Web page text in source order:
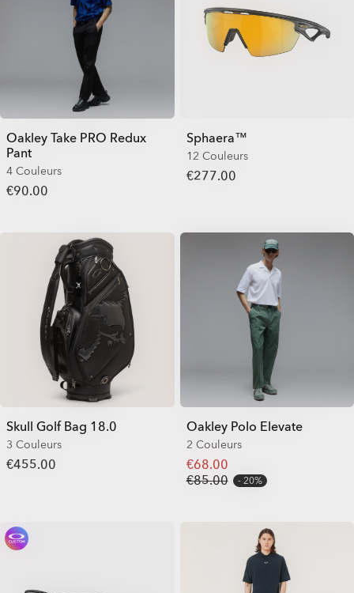
Oakley Take PRO Redux
Pant
4 Couleurs
€90.00
Sphaera™
12 Couleurs
€277.00
Skull Golf Bag 18.0
3 Couleurs
€455.00
Oakley Polo Elevate
2 Couleurs
€68.00
€85.00
20%